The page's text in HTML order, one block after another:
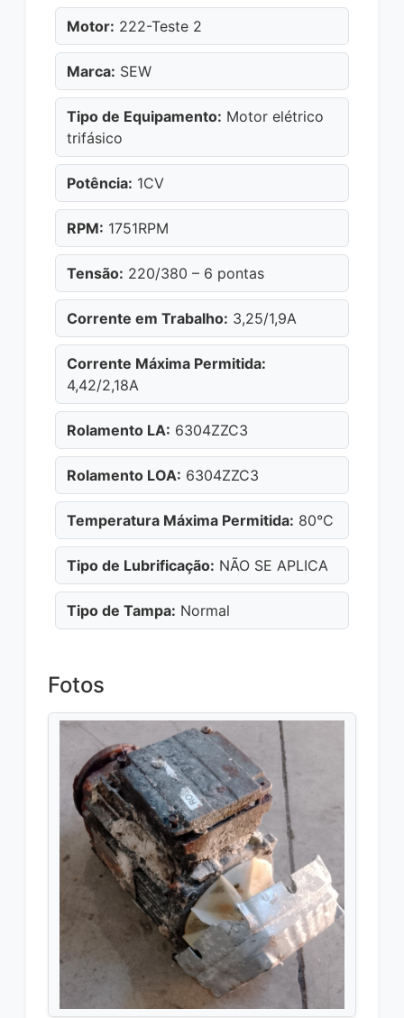
Motor: 222-Teste 2
Marca: SEW
Tipo de Equipamento: Motor elétrico
trifásico
Potência: 1CV
RPM: 1751RPM
Tensão: 220/380 – 6 pontas
Corrente em Trabalho: 3,25/1,9A
Corrente Máxima Permitida:
4,42/2,18A
Rolamento LA: 6304ZZC3
Rolamento LOA: 6304ZZC3
Temperatura Máxima Permitida: 80°C
Tipo de Lubrificação: NÃO SE APLICA
Tipo de Tampa: Normal
Fotos